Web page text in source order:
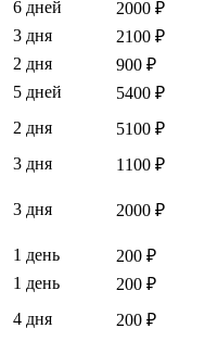
6 дней
2000 ₽
3 дня
2100 ₽
2 дня
900 ₽
5 дней
5400 ₽
2 дня
5100 ₽
3 дня
1100 ₽
3 дня 2000 ₽
1 день
200 ₽
1 день
200 ₽
4 дня
200 ₽